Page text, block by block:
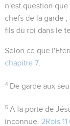
n'est question
chefs de la garde
fils du roi dans le
Selon ce que
chapitre 7
4 De garde aux
5 A la porte de
inconnue. 2Rois